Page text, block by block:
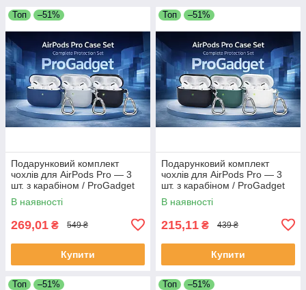
Топ –51%
Подарунковий комплект
чохлів для AirPods Pro — 3
шт. з карабіном / ProGadget
Case Set
В наявності
269,01 ₴ 549 ₴
Купити
Топ –51%
Подарунковий комплект
чохлів для AirPods Pro — 3
шт. з карабіном / ProGadget
Case Set
В наявності
215,11 ₴ 439 ₴
Купити
Топ –51% Топ –51%